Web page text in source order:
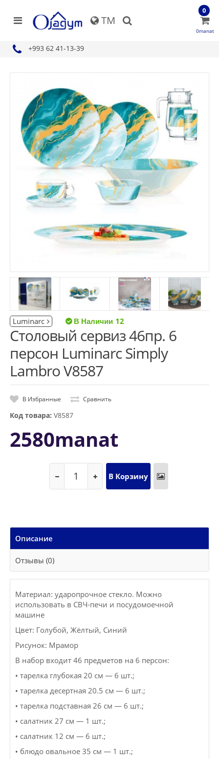
TM
+993 62 41-13-39
0
0manat
Luminarc 12
Столовый сервиз 46пр. 6
персон Luminarc Simply
Lambro V8587
В Избранные Сравнить
Код товара: V8587
2580manat
Описание
Отзывы (0)
Материал: ударопрочное стекло. Можно
использовать в СВЧ-печи и посудомоечной
машине
Цвет: Голубой, Жёлтый, Синий
Рисунок: Мрамор
В набор входит 46 предметов на 6 персон:
• тарелка глубокая 20 см — 6 шт.;
• тарелка десертная 20.5 см — 6 шт.;
• тарелка подставная 26 см — 6 шт.;
• салатник 27 см — 1 шт.;
• салатник 12 см — 6 шт.;
• блюдо овальное 35 см — 1 шт.;